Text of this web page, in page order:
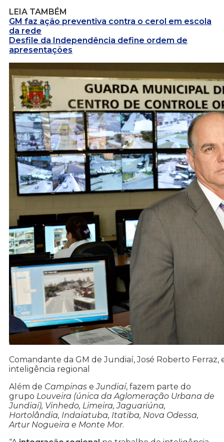
LEIA TAMBÉM
GM faz ação preventiva contra o cerol em escola
da rede
Desfile da Independência define ordem de
apresentações
Comandante da GM de Jundiaí, José Roberto Ferraz,
inteligência regional
Além de Campinas eJundiaí, fazem parte do
grupo Louveira (única da Aglomeração Urbana de
Jundiaí), Vinhedo, Limeira, Jaguariúna,
Hortolândia, Indaiatuba, Itatiba, Nova Odessa,
Artur Nogueira e Monte Mor.